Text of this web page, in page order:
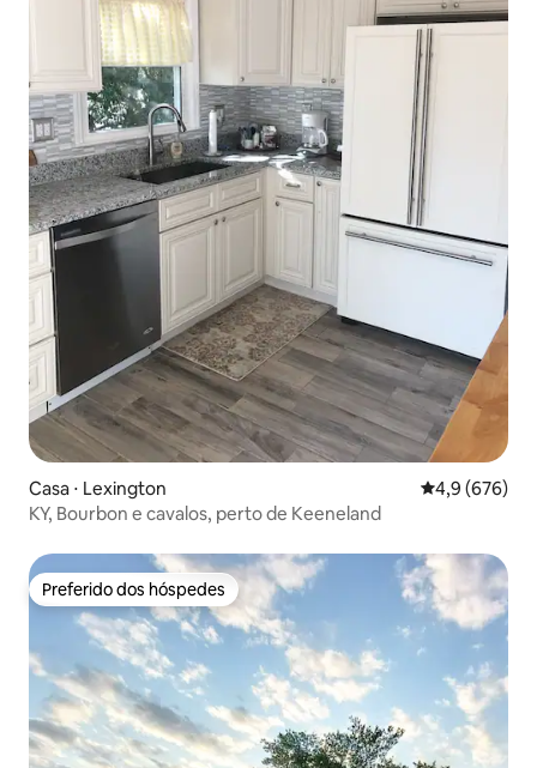
Casa ⋅ Lexington 4,9 de uma
4,9 (676)
KY, Bourbon e cavalos, perto de Keeneland
Preferido dos hóspedes
Preferido dos hóspedes